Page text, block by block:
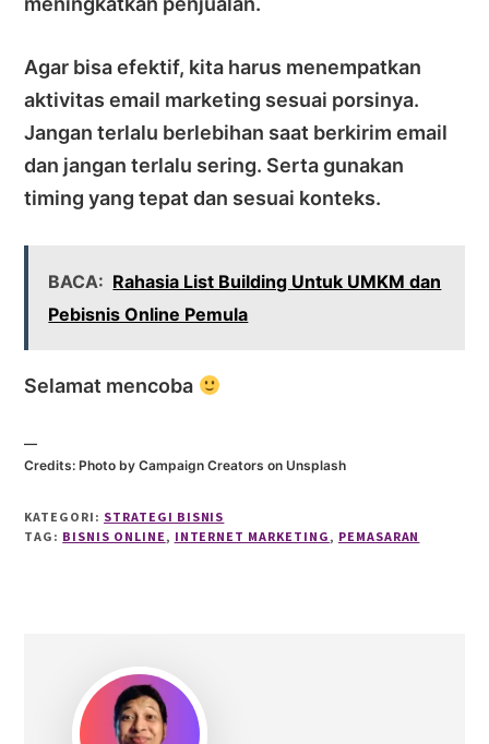
Agar bisa efektif, kita harus menempatkan
aktivitas email marketing sesuai porsinya.
Jangan terlalu berlebihan saat berkirim email
dan jangan terlalu sering. Serta gunakan
timing yang tepat dan sesuai konteks.
BACA: Rahasia List Building Untuk UMKM dan
Pebisnis Online Pemula
Selamat mencoba
—
Credits: Photo by Campaign Creators on Unsplash
KATEGORI: STRATEGI BISNIS
TAG: BISNIS ONLINE , INTERNET MARKETING , PEMASARAN